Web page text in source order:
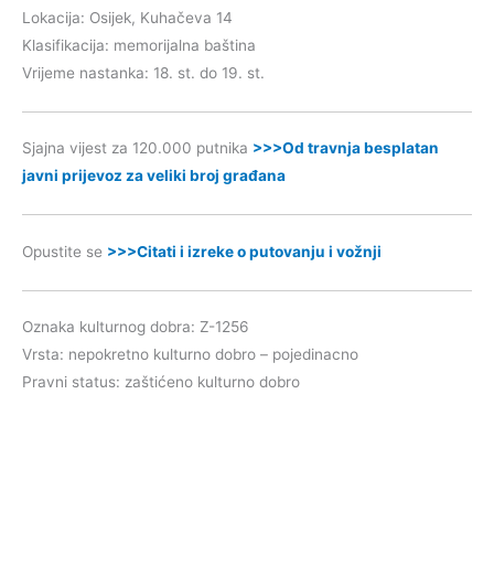
Lokacija: Osijek, Kuhačeva 14
Klasifikacija: memorijalna baština
Vrijeme nastanka: 18. st. do 19. st.
Sjajna vijest za 120.000 putnika >>>Od travnja besplatan
javni prijevoz za veliki broj građana
Opustite se >>>Citati i izreke o putovanju i vožnji
Oznaka kulturnog dobra: Z-1256
Vrsta: nepokretno kulturno dobro – pojedinacno
Pravni status: zaštićeno kulturno dobro